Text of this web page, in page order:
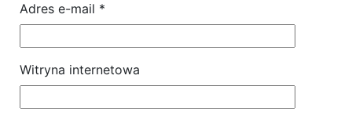
Adres e-mail *
Witryna internetowa